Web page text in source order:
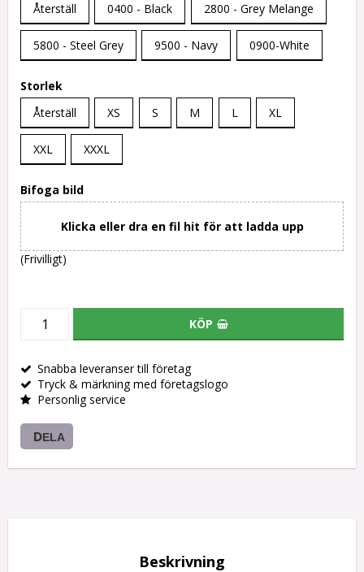
Återställ
0400 - Black 2800 - Grey Melange
5800 - Steel Grey 9500 - Navy 0900-White
Storlek
Återställ
XS S M L XL
XXL XXXL
Bifoga bild
Klicka eller dra en fil hit för att ladda upp
(Frivilligt)
KÖP
Snabba leveranser till företag
Tryck & märkning med företagslogo
Personlig service
DELA
Beskrivning